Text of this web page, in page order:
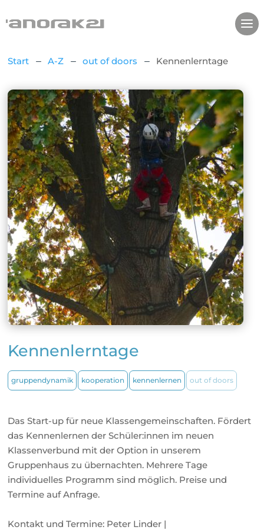
Start K A-Z K out of doors K Kennenlerntage
Kennenlerntage
gruppendynamik kooperation kennenlernen out of doors
Das Start-up für neue Klassengemeinschaften. Fördert
das Kennenlernen der Schüler:innen im neuen
Klassenverbund mit der Option in unserem
Gruppenhaus zu übernachten. Mehrere Tage
individuelles Programm sind möglich. Preise und
Termine auf Anfrage.
Kontakt und Termine: Peter Linder |